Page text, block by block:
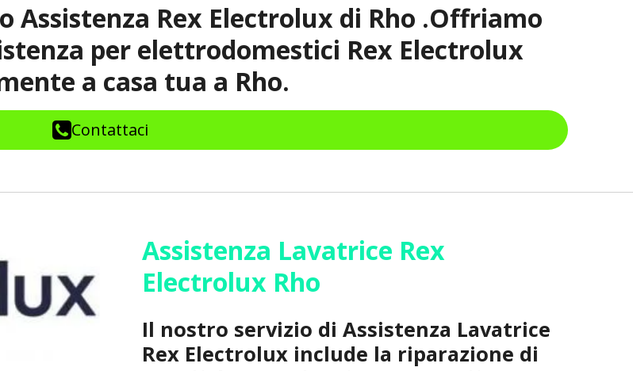
Assistenza Rex Electrolux di Rho .Offriamo
per elettrodomestici Rex Electrolux
a casa tua a Rho.
Contattaci
Assistenza Lavatrice Rex
Electrolux Rho
Il nostro servizio di Assistenza Lavatrice
Rex Electrolux include la riparazione di